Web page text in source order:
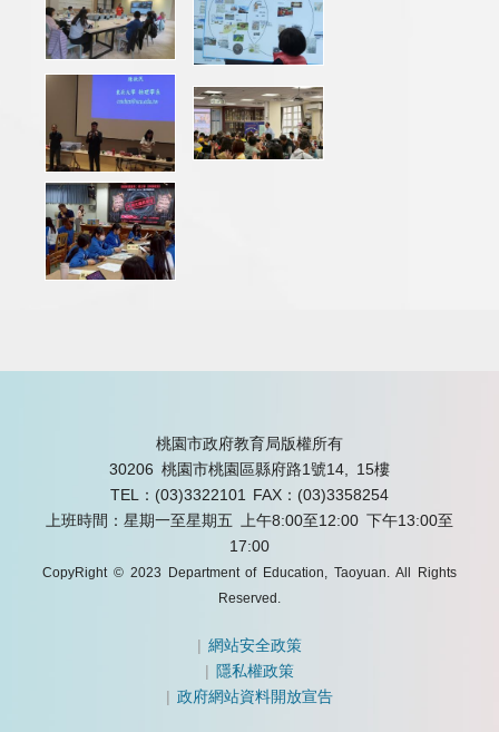
桃園市政府教育局版權所有
30206 桃園市桃園區縣府路1號14, 15樓
TEL：(03)3322101
FAX：(03)3358254
上班時間：星期一至星期五 上午8:00至12:00 下午13:00至
17:00
CopyRight © 2023 Department of Education, Taoyuan. All Rights
Reserved.
|網站安全政策
|隱私權政策
|政府網站資料開放宣告